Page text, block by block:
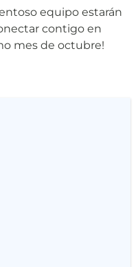
equipo estarán
contigo en
mes de octubre!